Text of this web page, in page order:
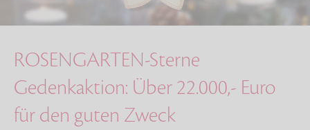
ROSENGARTEN-Sterne
Gedenkaktion: Über 22.000,- Euro
für den guten Zweck